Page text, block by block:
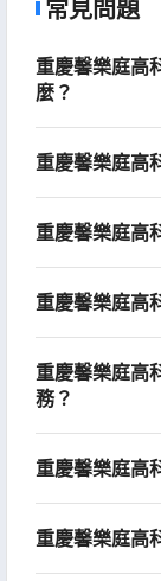
常見問題
重慶馨樂庭高
麼？
重慶馨樂庭高
重慶馨樂庭高
重慶馨樂庭高
重慶馨樂庭高
務？
重慶馨樂庭高
重慶馨樂庭高